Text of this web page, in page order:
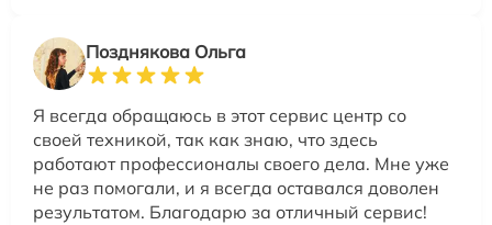
Позднякова Ольга
Я всегда обращаюсь в этот сервис центр со
своей техникой, так как знаю, что здесь
работают профессионалы своего дела. Мне уже
не раз помогали, и я всегда оставался доволен
результатом. Благодарю за отличный сервис!